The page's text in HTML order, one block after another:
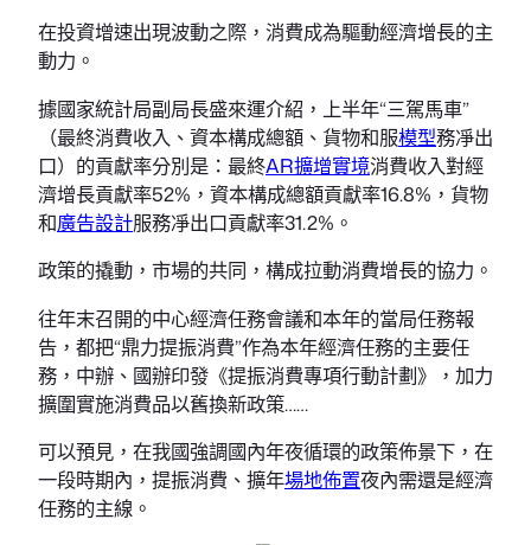
在投資增速出現波動之際，消費成為驅動經濟增長的主
動力。
據國家統計局副局長盛來運介紹，上半年“三駕馬車”
（最終消費收入、資本構成總額、貨物和服模型務凈出
口）的貢獻率分別是：最終AR擴增實境消費收入對經
濟增長貢獻率52%，資本構成總額貢獻率16.8%，貨物
和廣告設計服務凈出口貢獻率31.2%。
政策的撬動，市場的共同，構成拉動消費增長的協力。
往年末召開的中心經濟任務會議和本年的當局任務報
告，都把“鼎力提振消費”作為本年經濟任務的主要任
務，中辦、國辦印發《提振消費專項行動計劃》，加力
擴圍實施消費品以舊換新政策……
可以預見，在我國強調國內年夜循環的政策佈景下，在
一段時期內，提振消費、擴年場地佈置夜內需還是經濟
任務的主線。